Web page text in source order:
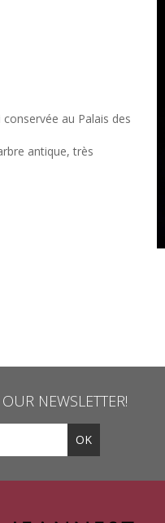
conservée au Palais des
antique, très
NEWSLETTER!